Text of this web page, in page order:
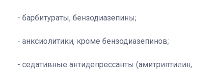
барбитураты, бензодиазепины;
анксиолитики, кроме бензодиазепинов;
седативные антидепрессанты (амитриптилин,